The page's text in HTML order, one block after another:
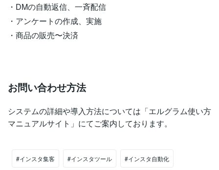
・DMの自動返信、一斉配信
・アンケートの作成、実施
・商品の販売〜決済
お問い合わせ方法
システムの詳細や導入方法については「エルグラム使い方
マニュアルサイト」にてご案内しております。
#インスタ集客 #インスタツール #インスタ自動化